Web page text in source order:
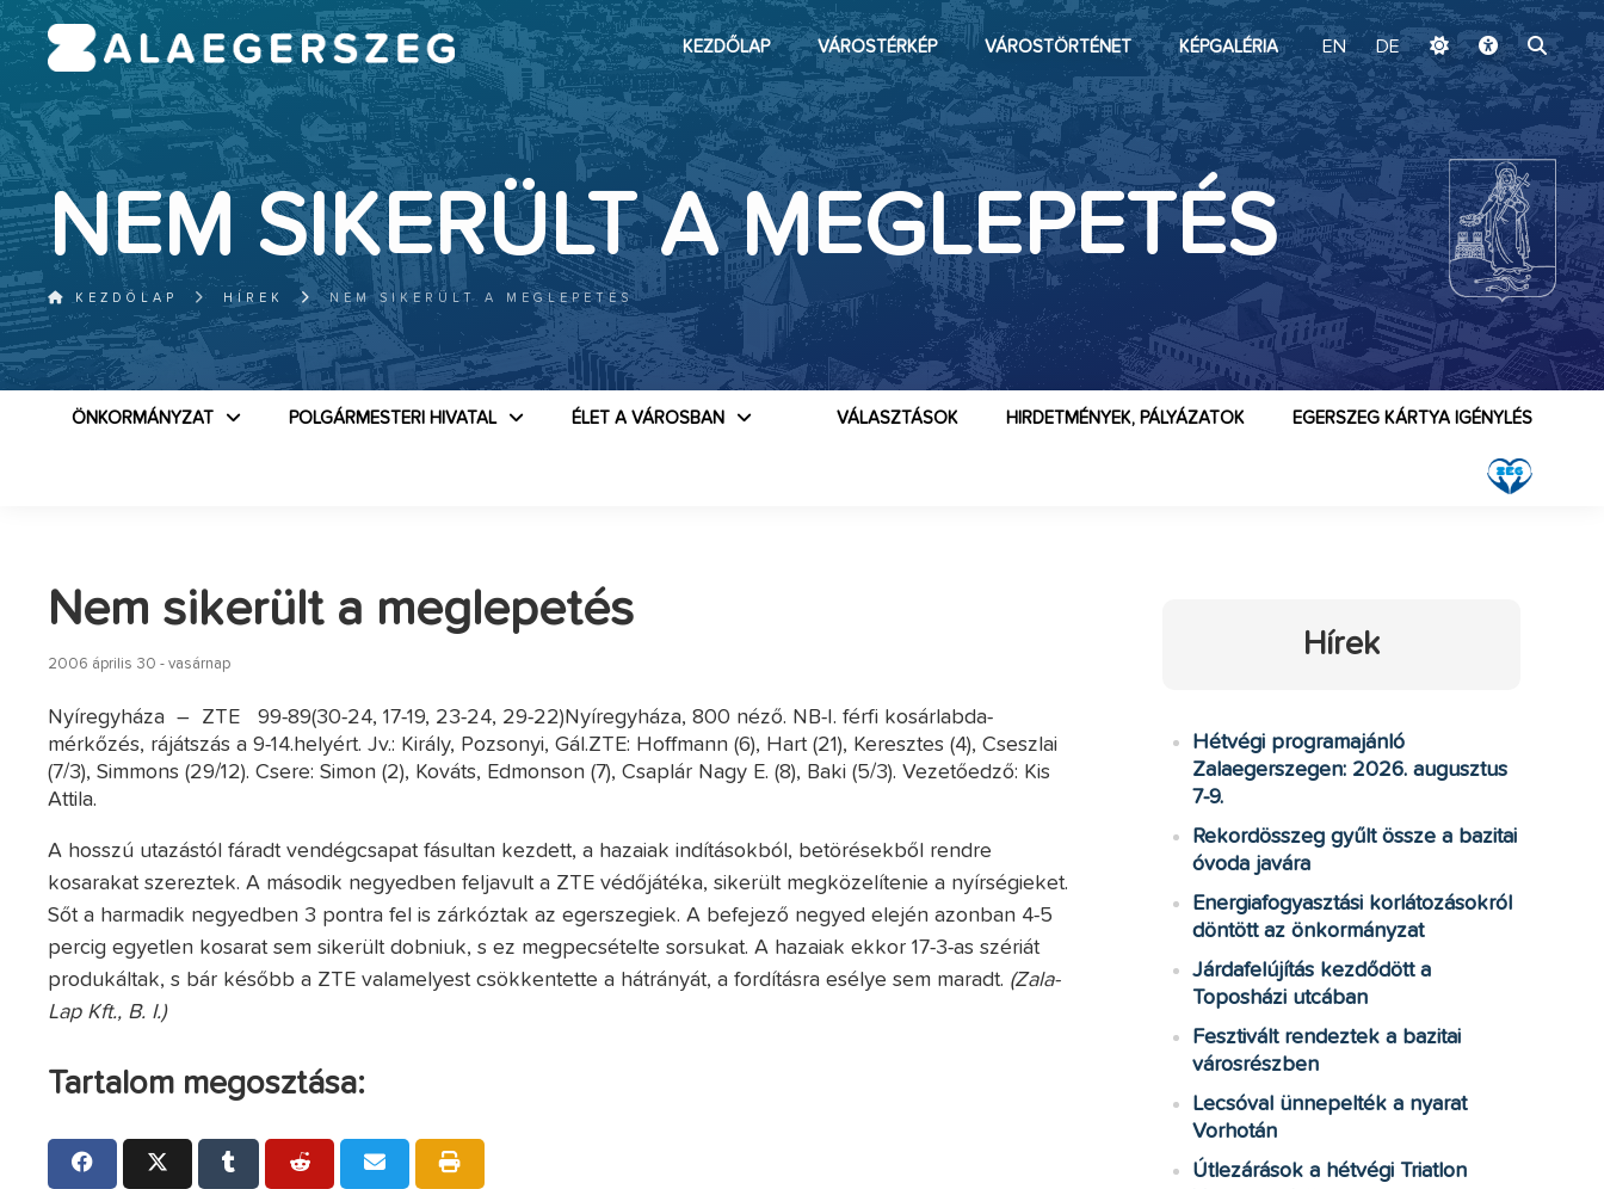
ugrás a fő tartalomhoz
KEZDŐLAP VÁROSTÉRKÉP VÁROSTÖRTÉNET KÉPGALÉRIA EN DE
NEM SIKERÜLT A MEGLEPETÉS
KEZDŐLAP HÍREK NEM SIKERÜLT A MEGLEPETÉS
ÖNKORMÁNYZAT POLGÁRMESTERI HIVATAL ÉLET A VÁROSBAN EGERSZEG KÁRTYA IGÉNYLÉS
HIRDETMÉNYEK, PÁLYÁZATOK
VÁLASZTÁSOK
Nem sikerült a meglepetés
2006 április 30 - vasárnap
Nyíregyháza – ZTE 99-89(30-24, 17-19, 23-24, 29-22)Nyíregyháza, 800 néző. NB-I. férfi kosárlabda-
mérkőzés, rájátszás a 9-14.helyért. Jv.: Király, Pozsonyi, Gál.ZTE: Hoffmann (6), Hart (21), Keresztes (4), Cseszlai
(7/3), Simmons (29/12). Csere: Simon (2), Kováts, Edmonson (7), Csaplár Nagy E. (8), Baki (5/3). Vezetőedző: Kis
Attila.
A hosszú utazástól fáradt vendégcsapat fásultan kezdett, a hazaiak indításokból, betörésekből rendre
kosarakat szereztek. A második negyedben feljavult a ZTE védőjátéka, sikerült megközelítenie a nyírségieket.
Sőt a harmadik negyedben 3 pontra fel is zárkóztak az egerszegiek. A befejező negyed elején azonban 4-5
percig egyetlen kosarat sem sikerült dobniuk, s ez megpecsételte sorsukat. A hazaiak ekkor 17-3-as szériát
produkáltak, s bár később a ZTE valamelyest csökkentette a hátrányát, a fordításra esélye sem maradt. (Zala-
Lap Kft., B. I.)
Tartalom megosztása:
Hírek
Hétvégi programajánló
Zalaegerszegen: 2026. augusztus
7-9.
Rekordösszeg gyűlt össze a bazitai
óvoda javára
Energiafogyasztási korlátozásokról
döntött az önkormányzat
Járdafelújítás kezdődött a
Toposházi utcában
Fesztivált rendeztek a bazitai
városrészben
Lecsóval ünnepelték a nyarat
Vorhotán
Útlezárások a hétvégi Triatlon